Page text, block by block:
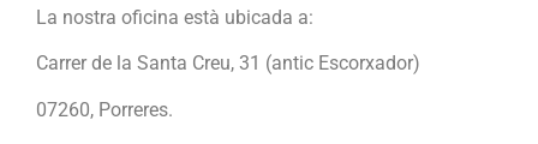
La nostra oficina està ubicada a:
Carrer de la Santa Creu, 31 (antic Escorxador)
07260, Porreres.